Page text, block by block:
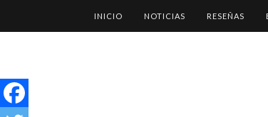
INICIO NOTICIAS RESEÑAS